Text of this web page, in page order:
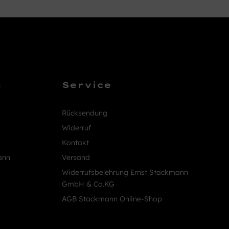
Service
Rücksendung
Widerruf
Kontakt
Versand
Widerrufsbelehrung Ernst Stackmann
GmbH & Co.KG
AGB Stackmann Online-Shop